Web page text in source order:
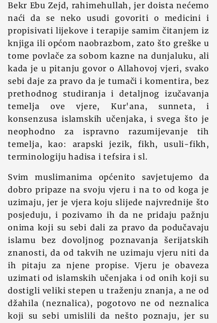
Bekr Ebu Zejd, rahimehullah, jer doista nećemo
naći da se neko usudi govoriti o medicini i
propisivati lijekove i terapije samim čitanjem iz
knjiga ili općom naobrazbom, zato što greške u
tome povlače za sobom kazne na dunjaluku, ali
kada je u pitanju govor o Allahovoj vjeri, svako
sebi daje za pravo da je tumači i komentira, bez
prethodnog studiranja i detaljnog izučavanja
temelja ove vjere, Kur'ana, sunneta, i
konsenzusa islamskih učenjaka, i svega što je
neophodno za ispravno razumijevanje tih
temelja, kao: arapski jezik, fikh, usuli-fikh,
terminologiju hadisa i tefsira i sl.
Svim muslimanima općenito savjetujemo da
dobro pripaze na svoju vjeru i na to od koga je
uzimaju, jer je vjera koju slijede najvrednije što
posjeduju, i pozivamo ih da ne pridaju pažnju
onima koji su sebi dali za pravo da podučavaju
islamu bez dovoljnog poznavanja šerijatskih
znanosti, da od takvih ne uzimaju vjeru niti da
ih pitaju za njene propise. Vjeru je obaveza
uzimati od islamskih učenjaka i od onih koji su
dostigli veliki stepen u traženju znanja, a ne od
džahila (neznalica), pogotovo ne od neznalica
koji su sebi umislili da nešto poznaju, jer su